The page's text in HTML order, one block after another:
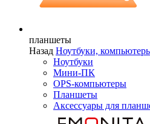
планшеты
Назад Ноутбуки,
Ноутбуки
Мини-ПК
OPS-компьютеры
Планшеты
Аксессуары для